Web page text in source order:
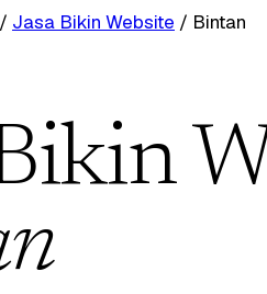
/ Jasa Bikin Website / Bintan